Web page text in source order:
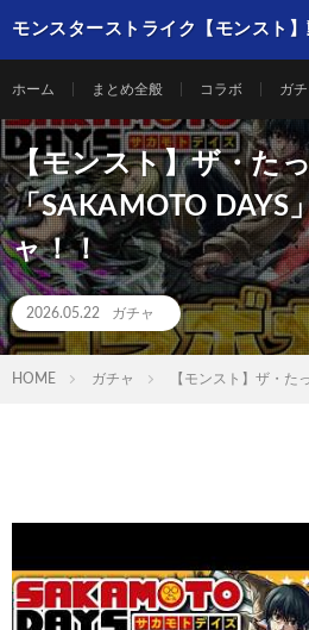
モンスターストライク【モンスト
ホーム まとめ全般 コラボ ガチ
【モンスト】ザ・た
「SAKAMOTO DAYS
ャ！！
2026.05.22 ガチャ
HOME ガチャ 【モンスト】ザ・た